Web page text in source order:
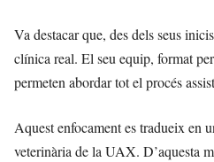
Va destacar que, des dels seus
clínica real. El seu equip, format
permeten abordar tot el procés
Aquest enfocament es tradueix en
veterinària de la UAX. D’aquesta